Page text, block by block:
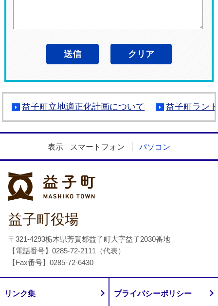
益子町立地適正化計画について 益子町ラン
表示 スマートフォン パソコン
益子町役場
〒321-4293栃木県芳賀郡益子町大字益子2030番地
【電話番号】0285-72-2111（代表）
【Fax番号】0285-72-6430
リンク集 プライバシーポリシー